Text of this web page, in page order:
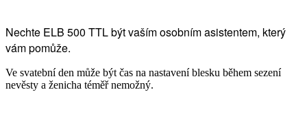
Nechte ELB 500 TTL být vaším osobním asistentem, který
vám pomůže.
Ve svatební den může být čas na nastavení blesku během sezení
nevěsty a ženicha téměř nemožný.